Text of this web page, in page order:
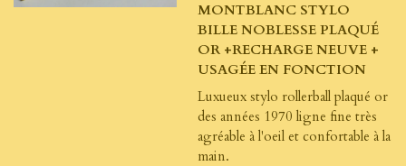
MONTBLANC STYLO
BILLE NOBLESSE PLAQUÉ
OR +RECHARGE NEUVE +
USAGÉE EN FONCTION
Luxueux stylo rollerball plaqué or
des années 1970 ligne fine très
agréable à l'oeil et confortable à la
main.